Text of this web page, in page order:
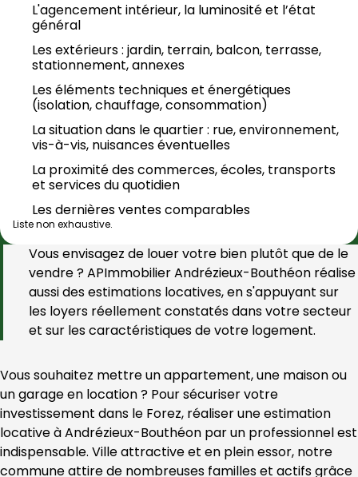
L'agencement intérieur, la luminosité et l’état
général
Les extérieurs : jardin, terrain, balcon, terrasse,
stationnement, annexes
Les éléments techniques et énergétiques
(isolation, chauffage, consommation)
La situation dans le quartier : rue, environnement,
vis-à-vis, nuisances éventuelles
La proximité des commerces, écoles, transports
et services du quotidien
Les dernières ventes comparables
Liste non exhaustive.
Vous envisagez de louer votre bien plutôt que de le
vendre ? APImmobilier Andrézieux-Bouthéon réalise
aussi des estimations locatives, en s'appuyant sur
les loyers réellement constatés dans votre secteur
et sur les caractéristiques de votre logement.
Vous souhaitez mettre un appartement, une maison ou
un garage en location ? Pour sécuriser votre
investissement dans le Forez, réaliser une estimation
locative à Andrézieux-Bouthéon par un professionnel est
indispensable. Ville attractive et en plein essor, notre
commune attire de nombreuses familles et actifs grâce